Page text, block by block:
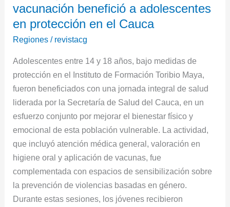
vacunación benefició a adolescentes
en protección en el Cauca
Regiones / revistacg
Adolescentes entre 14 y 18 años, bajo medidas de
protección en el Instituto de Formación Toribio Maya,
fueron beneficiados con una jornada integral de salud
liderada por la Secretaría de Salud del Cauca, en un
esfuerzo conjunto por mejorar el bienestar físico y
emocional de esta población vulnerable. La actividad,
que incluyó atención médica general, valoración en
higiene oral y aplicación de vacunas, fue
complementada con espacios de sensibilización sobre
la prevención de violencias basadas en género.
Durante estas sesiones, los jóvenes recibieron
de
salud
y
benefició
a
adolescentes
en
protección
en
el
Cauca